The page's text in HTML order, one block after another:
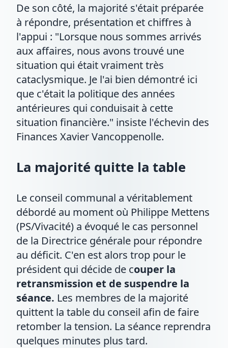
De son côté, la majorité s'était préparée
à répondre, présentation et chiffres à
l'appui : "Lorsque nous sommes arrivés
aux affaires, nous avons trouvé une
situation qui était vraiment très
cataclysmique. Je l'ai bien démontré ici
que c'était la politique des années
antérieures qui conduisait à cette
situation financière." insiste l'échevin des
Finances Xavier Vancoppenolle.
La majorité quitte la table
Le conseil communal a véritablement
débordé au moment où Philippe Mettens
(PS/Vivacité) a évoqué le cas personnel
de la Directrice générale pour répondre
au déficit. C'en est alors trop pour le
président qui décide de couper la
retransmission et de suspendre la
séance. Les membres de la majorité
quittent la table du conseil afin de faire
retomber la tension. La séance reprendra
quelques minutes plus tard.